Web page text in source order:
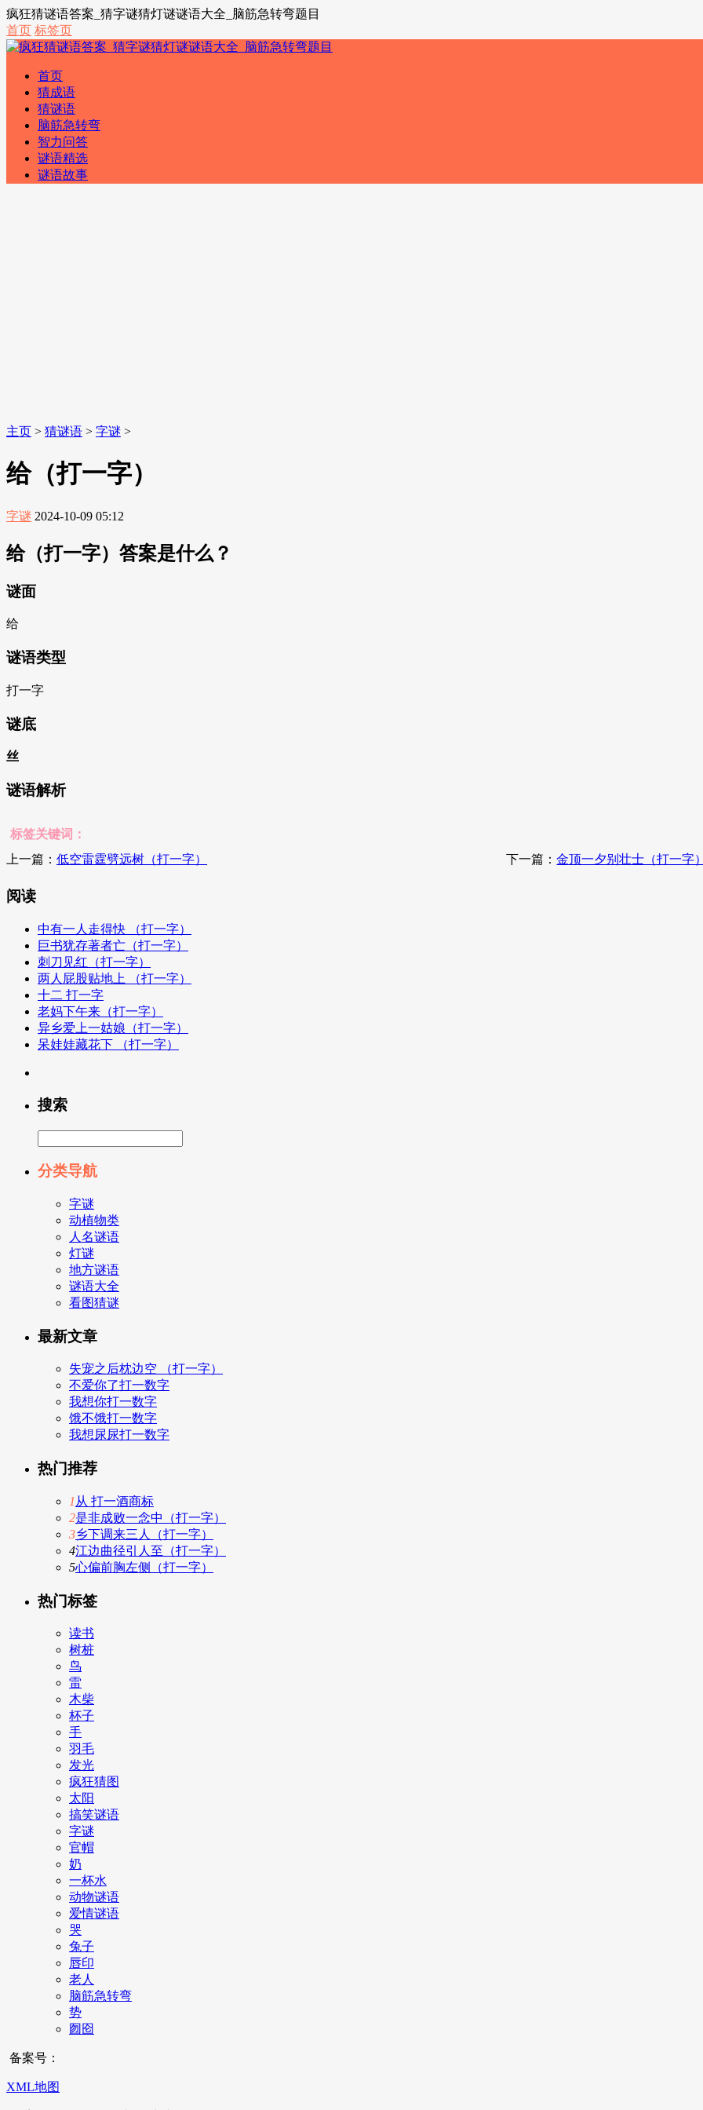
疯狂猜谜语答案_猜字谜猜灯谜谜语大全_脑筋急转弯题目
首页 标签页
首页
猜成语
猜谜语
脑筋急转弯
智力问答
谜语精选
谜语故事
主页 > 猜谜语 > 字谜 >
给（打一字）
字谜 2024-10-09 05:12
给（打一字）答案是什么？
谜面
给
谜语类型
打一字
谜底
丝
谜语解析
标签关键词：
上一篇： 低空雷霆劈远树（打一字） 下一篇：金顶一夕别壮士（打一字
阅读
中有一人走得快 （打一字）
巨书犹存著者亡（打一字）
刺刀见红（打一字）
两人屁股贴地上 （打一字）
十二 打一字
老妈下午来（打一字）
异乡爱上一姑娘（打一字）
呆娃娃藏花下 （打一字）
搜索
分类导航
字谜
动植物类
人名谜语
灯谜
地方谜语
谜语大全
看图猜谜
最新文章
失宠之后枕边空 （打一字）
不爱你了打一数字
我想你打一数字
饿不饿打一数字
我想尿尿打一数字
热门推荐
1 从 打一酒商标
2是非成败一念中（打一字）
3乡下调来三人（打一字）
4江边曲径引人至（打一字）
5心偏前胸左侧（打一字）
热门标签
读书
树桩
鸟
雷
木柴
杯子
手
羽毛
发光
疯狂猜图
太阳
搞笑谜语
字谜
官帽
奶
一杯水
动物谜语
爱情谜语
哭
兔子
唇印
老人
脑筋急转弯
势
囫囵
备案号：
XML地图